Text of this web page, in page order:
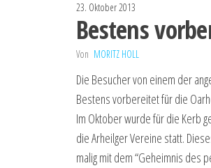
23. Oktober 2013
Bestens
Von MORITZ HOLL
Die Besu­cher von einem der
Bes­tens vor­be­rei­tet für die
Im Okto­ber wur­de für die Kerb
die Arheil­ger Ver­ei­ne statt.
ma­lig mit dem “Geheim­nis des